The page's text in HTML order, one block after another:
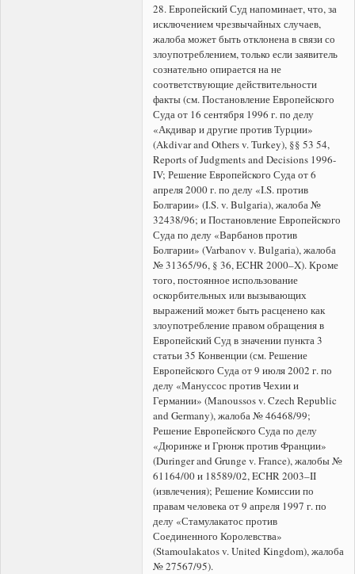
28. Европейский Суд напоминает, что, за
исключением чрезвычайных случаев,
жалоба может быть отклонена в связи со
злоупотреблением, только если заявитель
сознательно опирается на не
соответствующие действительности
факты (см. Постановление Европейского
Суда от 16 сентября 1996 г. по делу
«Акдивар и другие против Турции»
(Akdivar and Others v. Turkey), §§ 53 54,
Reports of Judgments and Decisions 1996-
IV; Решение Европейского Суда от 6
апреля 2000 г. по делу «I.S. против
Болгарии» (I.S. v. Bulgaria), жалоба №
32438/96; и Постановление Европейского
Суда по делу «Варбанов против
Болгарии» (Varbanov v. Bulgaria), жалоба
№ 31365/96, § 36, ECHR 2000–X). Кроме
того, постоянное использование
оскорбительных или вызывающих
выражений может быть расценено как
злоупотребление правом обращения в
Европейский Суд в значении пункта 3
статьи 35 Конвенции (см. Решение
Европейского Суда от 9 июля 2002 г. по
делу «Мануссос против Чехии и
Германии» (Manoussos v. Czech Republic
and Germany), жалоба № 46468/99;
Решение Европейского Суда по делу
«Дюринже и Грюнж против Франции»
(Duringer and Grunge v. France), жалобы №
61164/00 и 18589/02, ECHR 2003–II
(извлечения); Решение Комиссии по
правам человека от 9 апреля 1997 г. по
делу «Стамулакатос против
Соединенного Королевства»
(Stamoulakatos v. United Kingdom), жалоба
№ 27567/95).